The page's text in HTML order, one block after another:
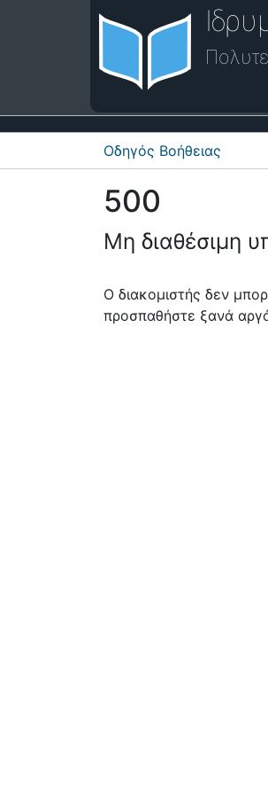
Οδηγός Βοήθειας
500
Μη διαθέσιμη
Ο διακομιστής δεν
προσπαθήστε ξανά